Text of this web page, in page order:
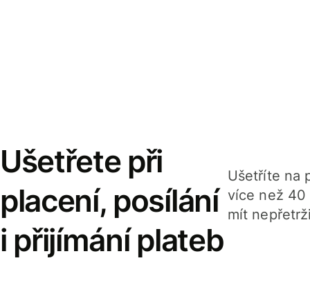
Ušetřete při
placení, posílání
i přijímání plateb
Ušetříte na
více než 40
mít